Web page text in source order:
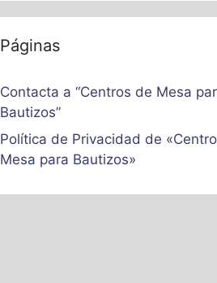
Páginas
Contacta a “Centros de Mesa
Bautizos”
Política de Privacidad de
Mesa para Bautizos»